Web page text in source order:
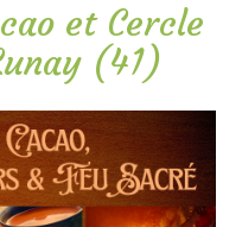
et Cercle
(41)